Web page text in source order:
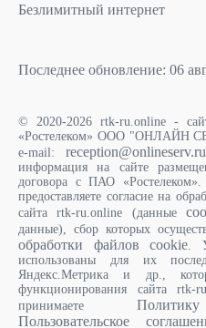
Безлимитный интернет
Последнее обновление: 06
© 2020-2026 rtk-ru.online -
«Ростелеком» ООО "ОНЛАЙН
e-mail: reception@onlineserv.ru
информация на сайте
договора с ПАО
предоставляете согласие на
сайта rtk-ru.online (данные
данные), сбор которых
обработки файлов cookie .
использованы для их
Яндекс.Метрика и др.,
функционирования сайта rtk-
принимаете
Пользовательское